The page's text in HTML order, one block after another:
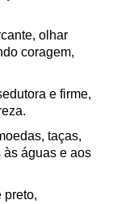
olhar
coragem,
e firme,
taças,
águas e aos
preto,